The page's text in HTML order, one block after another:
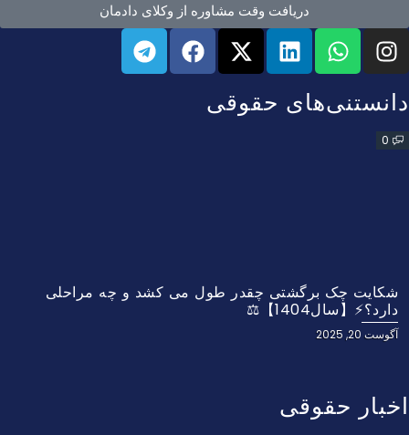
دریافت وقت مشاوره از وکلای دادمان
دانستنی‌های حقوقی
0
شکایت چک برگشتی چقدر طول می کشد و چه مراحلی
دارد؟⚡【سال1404】⚖️
آگوست 20, 2025
اخبار حقوقی